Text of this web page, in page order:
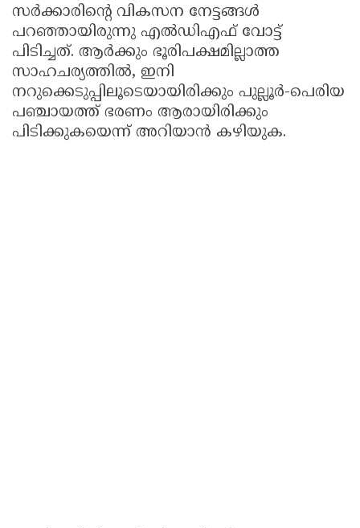
സർക്കാരിൻ്റെ വികസന നേട്ടങ്ങൾ
പറഞ്ഞായിരുന്നു എൽഡിഎഫ് വോട്ട്
പിടിച്ചത്. ആർക്കും ഭൂരിപക്ഷമില്ലാത്ത
സാഹചര്യത്തിൽ, ഇനി
നറുക്കെടുപ്പിലൂടെയായിരിക്കും പുല്ലൂർ-പെരിയ
പഞ്ചായത്ത് ഭരണം ആരായിരിക്കും
പിടിക്കുകയെന്ന് അറിയാൻ കഴിയുക.